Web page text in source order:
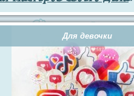
Для девочки